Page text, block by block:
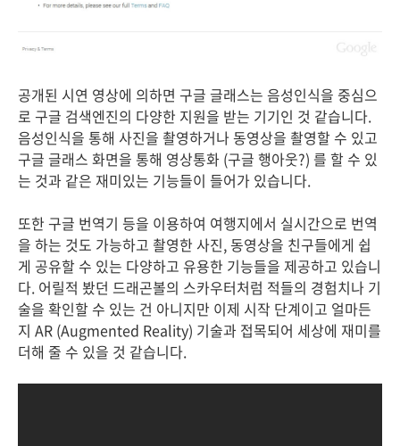
공개된 시연 영상에 의하면 구글 글래스는 음성인식을 중심으
로 구글 검색엔진의 다양한 지원을 받는 기기인 것 같습니다.
음성인식을 통해 사진을 촬영하거나 동영상을 촬영할 수 있고
구글 글래스 화면을 통해 영상통화 (구글 행아웃?) 를 할 수 있
는 것과 같은 재미있는 기능들이 들어가 있습니다.
또한 구글 번역기 등을 이용하여 여행지에서 실시간으로 번역
을 하는 것도 가능하고 촬영한 사진, 동영상을 친구들에게 쉽
게 공유할 수 있는 다양하고 유용한 기능들을 제공하고 있습니
다. 어릴적 봤던 드래곤볼의 스카우터처럼 적들의 경험치나 기
술을 확인할 수 있는 건 아니지만 이제 시작 단계이고 얼마든
지 AR (Augmented Reality) 기술과 접목되어 세상에 재미를
더해 줄 수 있을 것 같습니다.